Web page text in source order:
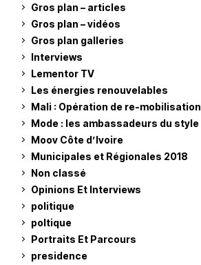
Gros plan – articles
Gros plan – vidéos
Gros plan galleries
Interviews
Lementor TV
Les énergies renouvelables
Mali : Opération de re-mobilisation
Mode : les ambassadeurs du style
Moov Côte d’Ivoire
Municipales et Régionales 2018
Non classé
Opinions Et Interviews
politique
poltique
Portraits Et Parcours
presidence